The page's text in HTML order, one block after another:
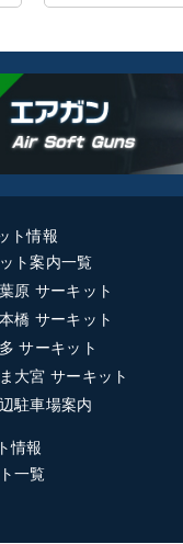
ト情報
ト案内一覧
原 サーキット
橋 サーキット
サーキット
大宮 サーキット
駐車場案内
情報
一覧